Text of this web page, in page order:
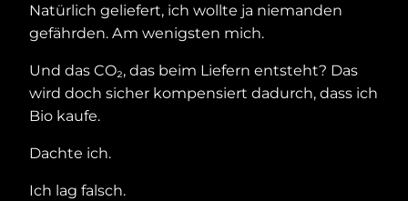
Natürlich geliefert, ich wollte ja niemanden
gefährden. Am wenigsten mich.
Und das CO₂, das beim Liefern entsteht? Das
wird doch sicher kompensiert dadurch, dass ich
Bio kaufe.
Dachte ich.
Ich lag falsch.